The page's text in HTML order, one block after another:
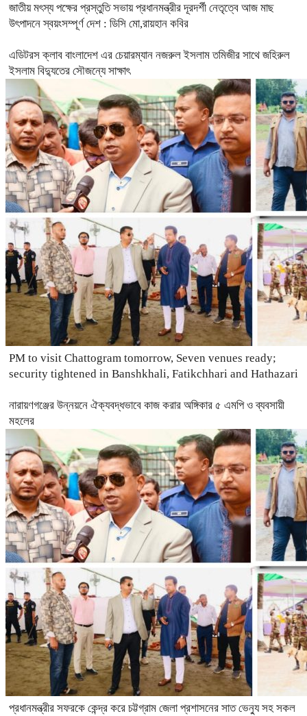
জাতীয় মৎস্য পক্ষের প্রস্তুতি সভায় প্রধানমন্ত্রীর দূরদর্শী নেতৃত্বে আজ মাছ
উৎপাদনে স্বয়ংসম্পূর্ণ দেশ : ডিসি মো,রায়হান কবির
এডিটরস ক্লাব বাংলাদেশ এর চেয়ারম্যান নজরুল ইসলাম তমিজীর সাথে জহিরুল
ইসলাম বিদ্যুতের সৌজন্যে সাক্ষাৎ
PM to visit Chattogram tomorrow, Seven venues ready;
security tightened in Banshkhali, Fatikchhari and Hathazari
নারায়ণগঞ্জের উন্নয়নে ঐক্যবদ্ধভাবে কাজ করার অঙ্গিকার ৫ এমপি ও ব্যবসায়ী
মহলের
প্রধানমন্ত্রীর সফরকে কেন্দ্র করে চট্টগ্রাম জেলা প্রশাসনের সাত ভেন্যু সহ সকল